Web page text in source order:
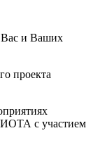
и Ваших
проекта
с участием